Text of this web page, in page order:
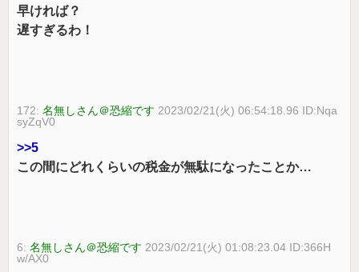
早ければ？
遅すぎるわ！
172:名無しさん＠恐縮です 2023/02/21(火) 06:54:18.96 ID:Nqa
syZqV0
>>5
この間にどれくらいの税金が無駄になったことか…
6:名無しさん＠恐縮です 2023/02/21(火) 01:08:23.04 ID:366H
w/AX0